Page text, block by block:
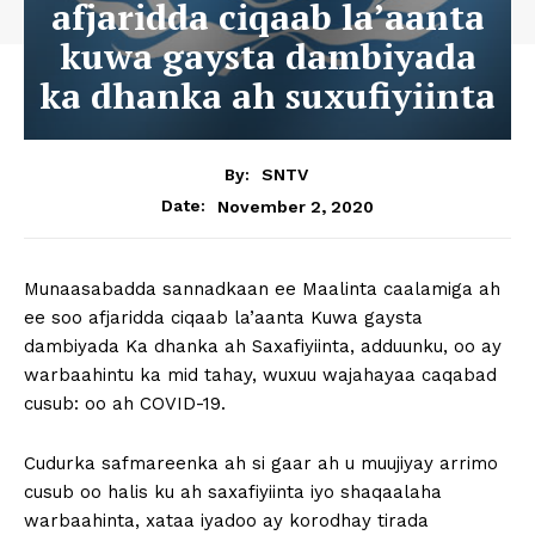
afjaridda ciqaab la’aanta
kuwa gaysta dambiyada
ka dhanka ah suxufiyiinta
By:
SNTV
Date:
November 2, 2020
Munaasabadda sannadkaan ee Maalinta caalamiga ah
ee soo afjaridda ciqaab la’aanta Kuwa gaysta
dambiyada Ka dhanka ah Saxafiyiinta, adduunku, oo ay
warbaahintu ka mid tahay, wuxuu wajahayaa caqabad
cusub: oo ah COVID-19.
Cudurka safmareenka ah si gaar ah u muujiyay arrimo
cusub oo halis ku ah saxafiyiinta iyo shaqaalaha
warbaahinta, xataa iyadoo ay korodhay tirada